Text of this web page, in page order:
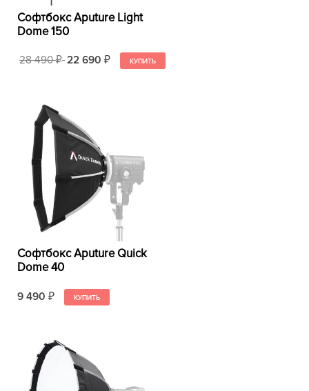
Софтбокс Aputure Light
Dome 150
28 490₽ 22 690 ₽
Софтбокс Aputure Quick
Dome 40
9 490 ₽